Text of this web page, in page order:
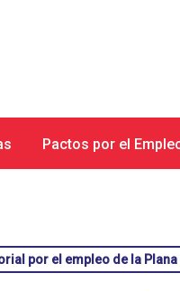
Pactos por el
por el empleo de la Plana